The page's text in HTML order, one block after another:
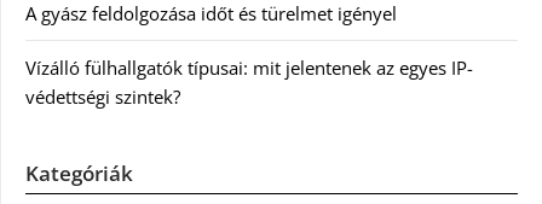
A gyász feldolgozása időt és türelmet igényel
Vízálló fülhallgatók típusai: mit jelentenek az egyes IP-
védettségi szintek?
Kategóriák